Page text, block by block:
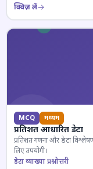
क्विज़ लें
MCQ मध्यम
प्रतिशत आधारित डेटा
प्रतिशत गणना और डेटा
लिए उपयोगी।
डेटा व्याख्या प्रश्नोत्तरी